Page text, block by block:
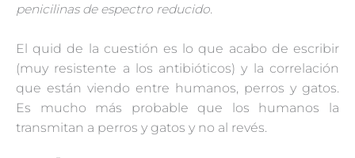
penicilinas de espectro reducido.
El quid de la cuestión es lo que acabo de escribir
(muy resistente a los antibióticos) y la correlación
que están viendo entre humanos, perros y gatos.
Es mucho más probable que los humanos la
transmitan a perros y gatos y no al revés.